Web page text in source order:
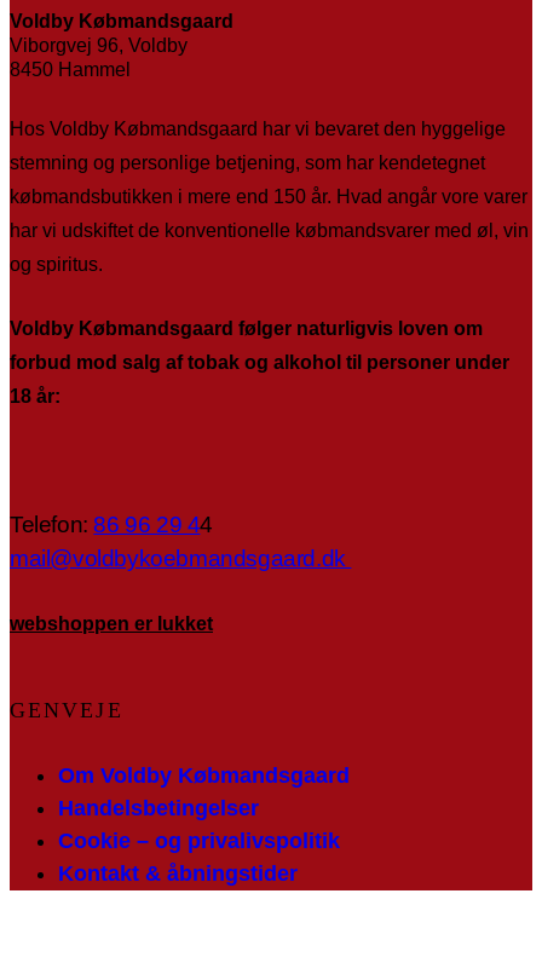
Voldby Købmandsgaard
Viborgvej 96, Voldby
8450 Hammel
Hos Voldby Købmandsgaard har vi bevaret den hyggelige
stemning og personlige betjening, som har kendetegnet
købmandsbutikken i mere end 150 år. Hvad angår vore varer
har vi udskiftet de konventionelle købmandsvarer med øl, vin
og spiritus.
Voldby Købmandsgaard følger naturligvis loven om
forbud mod salg af tobak og alkohol til personer under
18 år:
Telefon:86 96 29 44
mail@voldbykoebmandsgaard.dk
webshoppen er lukket
GENVEJE
Om Voldby Købmandsgaard
Handelsbetingelser
Cookie – og privalivspolitik
Kontakt & åbningstider